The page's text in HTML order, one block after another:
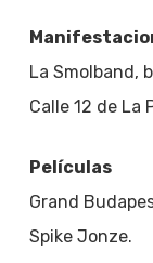
La Smolband,
Calle 12 de La
Películas
Grand
Spike Jonze.